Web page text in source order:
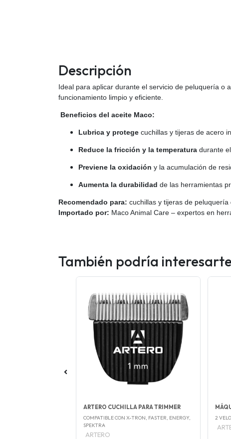
Descripción
Ideal para aplicar durante el servicio de peluquería o
funcionamiento limpio y eficiente.
Beneficios del aceite Maco:
Lubrica y protege cuchillas y tijeras de acero
Reduce la fricción y la temperatura durante
Previene la oxidación y la acumulación de
Aumenta la durabilidad de las herramientas
Recomendado para: cuchillas y tijeras de
Importado por: Maco Animal Care – expertos en
También podría
ARTERO CUCHILLA PARA TRIMMER
COMPATIBLE CON X-TRON, FASTER, ENERGY,
SPEKTRA
ARTERO
2